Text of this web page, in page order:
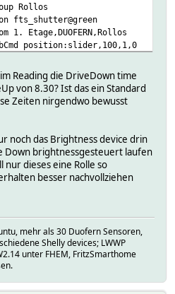
Rollos
fts_shutter@green
1. Etage,DUOFERN,Rollos
position:slider,100,1,0
29
11-25 17:21:56
Aktor
Reading die DriveDown time
von 8.30? Ist das ein Standard
Zeiten nirgendwo bewusst
noch das Brightness device drin
Down brightnessgesteuert laufen
nur dieses eine Rolle so
besser nachvollziehen
mehr als 30 Duofern Sensoren,
Shelly devices; LWWP
unter FHEM, FritzSmarthome